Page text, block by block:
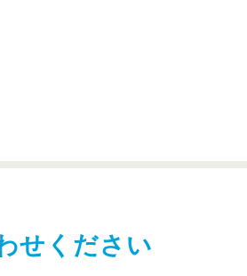
せください